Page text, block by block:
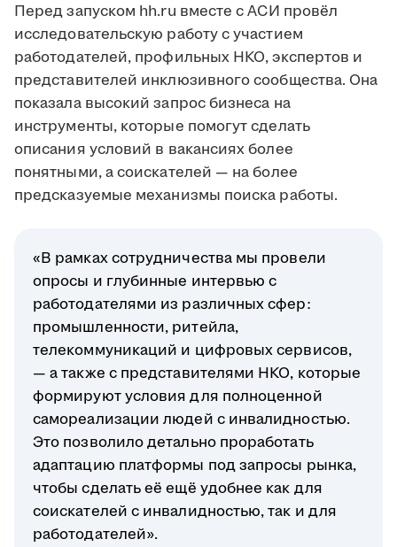
Перед запуском hh.ru вместе с АСИ провёл
исследовательскую работу с участием
работодателей, профильных НКО, экспертов и
представителей инклюзивного сообщества. Она
показала высокий запрос бизнеса на
инструменты, которые помогут сделать
описания условий в вакансиях более
понятными, а соискателей — на более
предсказуемые механизмы поиска работы.
«В рамках сотрудничества мы провели
опросы и глубинные интервью с
работодателями из различных сфер:
промышленности, ритейла,
телекоммуникаций и цифровых сервисов,
— а также с представителями НКО, которые
формируют условия для полноценной
самореализации людей с инвалидностью.
Это позволило детально проработать
адаптацию платформы под запросы рынка,
чтобы сделать её ещё удобнее как для
соискателей с инвалидностью, так и для
работодателей».